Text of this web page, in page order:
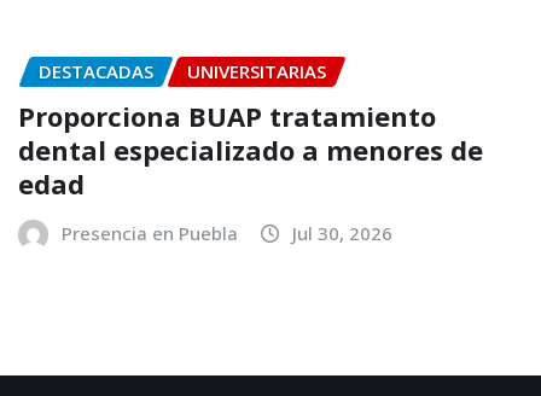
DESTACADAS UNIVERSITARIAS
Proporciona BUAP tratamiento
dental especializado a menores de
edad
Presencia en Puebla Jul 30, 2026